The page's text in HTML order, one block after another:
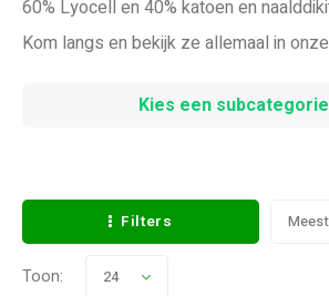
60% Lyocell en 40% katoen en
Kom langs en bekijk ze allemaal in
Kies een subcategorie
Filters
Toon: 24